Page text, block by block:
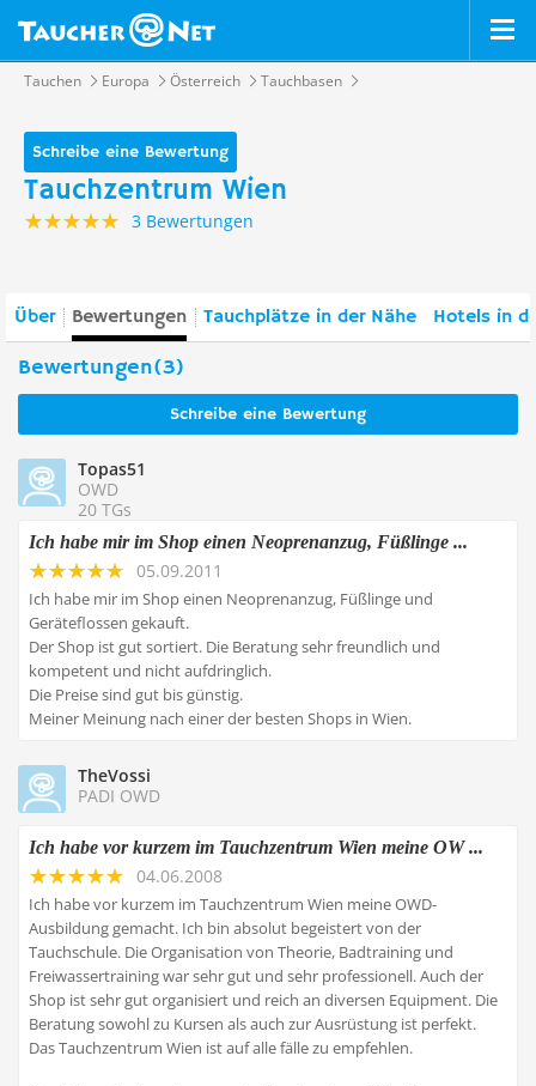
Tauchen Europa Österreich Tauchbasen
Schreibe eine Bewertung
Tauchzentrum Wien
3 Bewertungen
Über Bewertungen Tauchplätze in der Nähe Hotels in
Bewertungen(3)
Schreibe eine Bewertung
Topas51
OWD
20 TGs
Ich habe mir im Shop einen Neoprenanzug, Füßlinge ...
05.09.2011
Ich habe mir im Shop einen Neoprenanzug, Füßlinge und
Geräteflossen gekauft.
Der Shop ist gut sortiert. Die Beratung sehr freundlich und
kompetent und nicht aufdringlich.
Die Preise sind gut bis günstig.
Meiner Meinung nach einer der besten Shops in Wien.
TheVossi
PADI OWD
Ich habe vor kurzem im Tauchzentrum Wien meine OW ...
04.06.2008
Ich habe vor kurzem im Tauchzentrum Wien meine OWD-
Ausbildung gemacht. Ich bin absolut begeistert von der
Tauchschule. Die Organisation von Theorie, Badtraining und
Freiwassertraining war sehr gut und sehr professionell. Auch der
Shop ist sehr gut organisiert und reich an diversen Equipment. Die
Beratung sowohl zu Kursen als auch zur Ausrüstung ist perfekt.
Das Tauchzentrum Wien ist auf alle fälle zu empfehlen.